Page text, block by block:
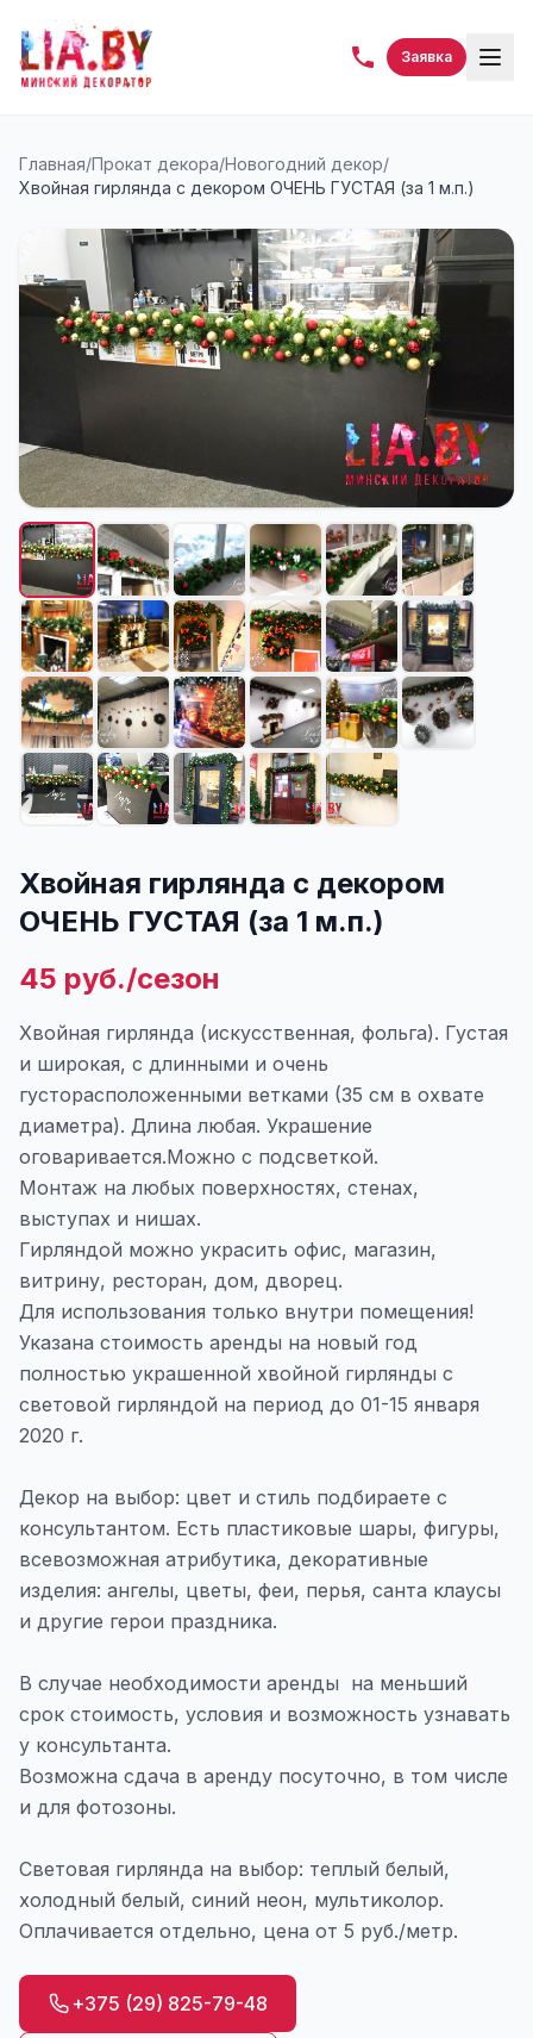
Заявка
Главная/Прокат декора/Новогодний декор/
Хвойная гирлянда с декором ОЧЕНЬ ГУСТАЯ (за 1 м.п.)
Хвойная гирлянда с декором
ОЧЕНЬ ГУСТАЯ (за 1 м.п.)
45 руб./сезон
Хвойная гирлянда (искусственная, фольга). Густая
и широкая, с длинными и очень
густорасположенными ветками (35 см в охвате
диаметра). Длина любая. Украшение
оговаривается.Можно с подсветкой.
Монтаж на любых поверхностях, стенах,
выступах и нишах.
Гирляндой можно украсить офис, магазин,
витрину, ресторан, дом, дворец.
Для использования только внутри помещения!
Указана стоимость аренды на новый год
полностью украшенной хвойной гирлянды с
световой гирляндой на период до 01-15 января
2020 г.
Декор на выбор: цвет и стиль подбираете с
консультантом. Есть пластиковые шары, фигуры,
всевозможная атрибутика, декоративные
изделия: ангелы, цветы, феи, перья, санта клаусы
и другие герои праздника.
В случае необходимости аренды на меньший
срок стоимость, условия и возможность узнавать
у консультанта.
Возможна сдача в аренду посуточно, в том числе
и для фотозоны.
Световая гирлянда на выбор: теплый белый,
холодный белый, синий неон, мультиколор.
Оплачивается отдельно, цена от 5 руб./метр.
+375 (29) 825-79-48